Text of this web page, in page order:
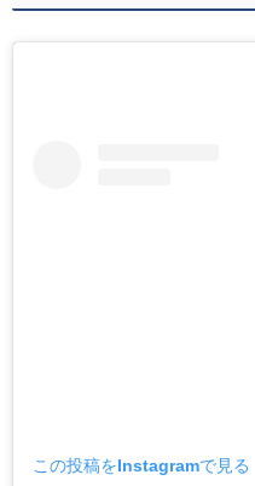
この投稿をInstagramで見る